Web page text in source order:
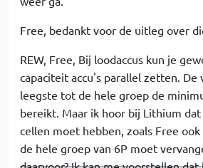
Free, bedankt voor de uitleg over
REW, Free, Bij loodaccus kun je
capaciteit accu's parallel zetten. De
leegste tot de hele groep de
bereikt. Maar ik hoor bij Lithium
cellen moet hebben, zoals Free
de hele groep van 6P moet